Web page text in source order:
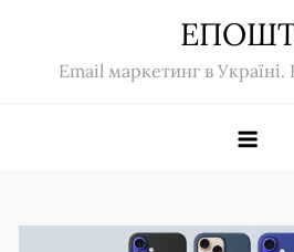
contentEmail маркетинг в Україні.